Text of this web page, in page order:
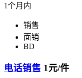
1个月内
销售
面销
BD
电话销售 1元/件